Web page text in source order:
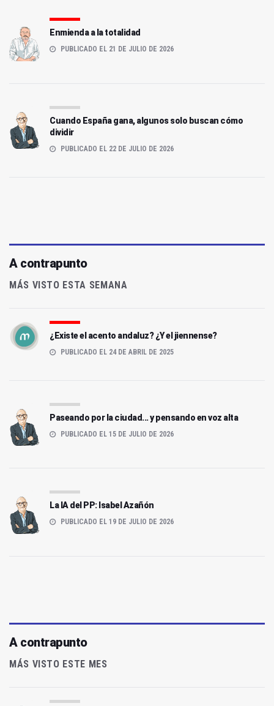
Enmienda a la totalidad
PUBLICADO EL 21 DE JULIO DE 2026
Cuando España gana, algunos solo buscan cómo
dividir
PUBLICADO EL 22 DE JULIO DE 2026
A contrapunto
MÁS VISTO ESTA SEMANA
¿Existe el acento andaluz? ¿Y el jiennense?
PUBLICADO EL 24 DE ABRIL DE 2025
Paseando por la ciudad... y pensando en voz alta
PUBLICADO EL 15 DE JULIO DE 2026
La IA del PP: Isabel Azañón
PUBLICADO EL 19 DE JULIO DE 2026
A contrapunto
MÁS VISTO ESTE MES